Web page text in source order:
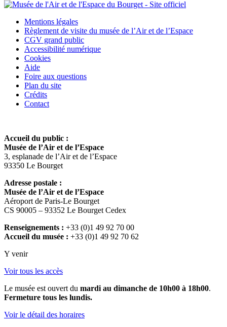
Mentions légales
Règlement de visite du musée de l’Air et de l’Espace
CGV grand public
Accessibilité numérique
Cookies
Aide
Foire aux questions
Plan du site
Crédits
Contact
Accueil du public :
Musée de l’Air et de l’Espace
3, esplanade de l’Air et de l’Espace
93350 Le Bourget
Adresse postale :
Musée de l’Air et de l’Espace
Aéroport de Paris-Le Bourget
CS 90005 – 93352 Le Bourget Cedex
Renseignements : +33 (0)1 49 92 70 00
Accueil du musée : +33 (0)1 49 92 70 62
Y venir
Voir tous les accès
Le musée est ouvert du mardi au dimanche de 10h00 à 18h00.
Fermeture tous les lundis.
Voir le détail des horaires